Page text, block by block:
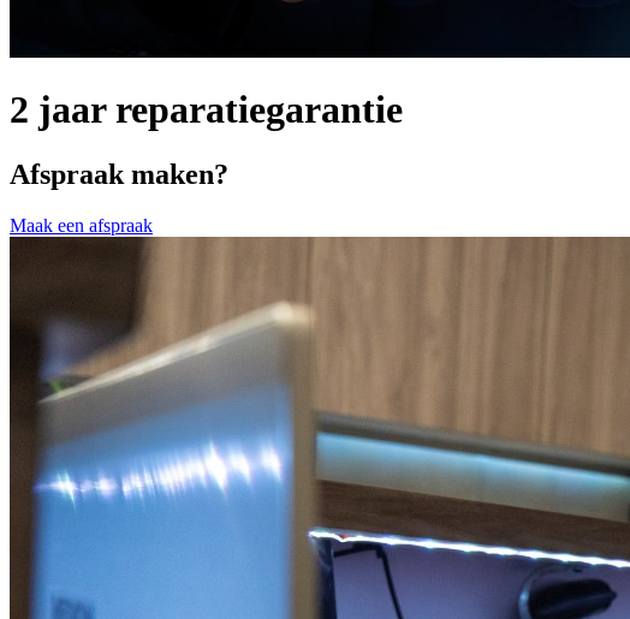
2 jaar reparatiegarantie
Afspraak maken?
Maak een afspraak